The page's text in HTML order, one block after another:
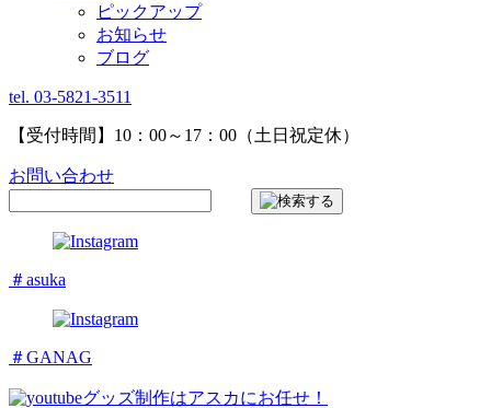
ピックアップ
お知らせ
ブログ
tel. 03-5821-3511
【受付時間】10：00～17：00（土日祝定休）
お問い合わせ
＃asuka
＃GANAG
グッズ制作はアスカにお任せ！